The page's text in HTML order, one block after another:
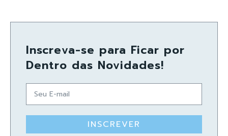
Inscreva-se para Ficar por
Dentro das Novidades!
INSCREVER